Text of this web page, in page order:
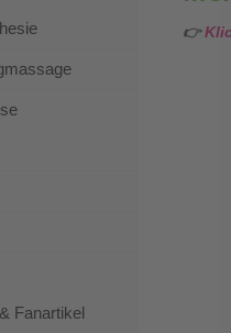
👉
Fanartikel